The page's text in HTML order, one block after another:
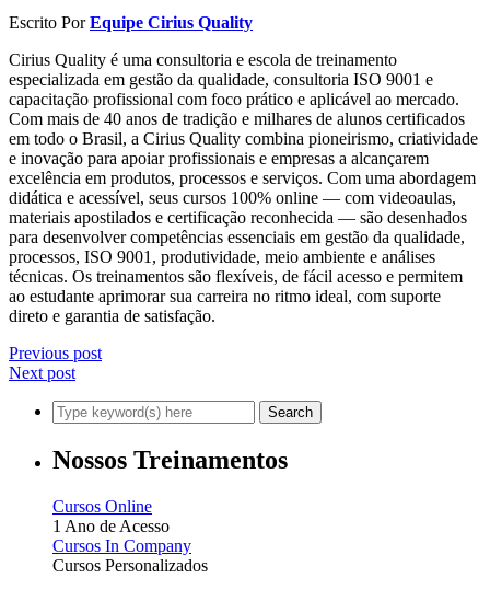
Escrito PorEquipe Cirius Quality
Cirius Quality é uma consultoria e escola de treinamento
especializada em gestão da qualidade, consultoria ISO 9001 e
capacitação profissional com foco prático e aplicável ao mercado.
Com mais de 40 anos de tradição e milhares de alunos certificados
em todo o Brasil, a Cirius Quality combina pioneirismo, criatividade
e inovação para apoiar profissionais e empresas a alcançarem
excelência em produtos, processos e serviços. Com uma abordagem
didática e acessível, seus cursos 100% online — com videoaulas,
materiais apostilados e certificação reconhecida — são desenhados
para desenvolver competências essenciais em gestão da qualidade,
processos, ISO 9001, produtividade, meio ambiente e análises
técnicas. Os treinamentos são flexíveis, de fácil acesso e permitem
ao estudante aprimorar sua carreira no ritmo ideal, com suporte
direto e garantia de satisfação.
Previous post
Next post
Nossos Treinamentos
Cursos Online
1 Ano de Acesso
Cursos In Company
Cursos Personalizados